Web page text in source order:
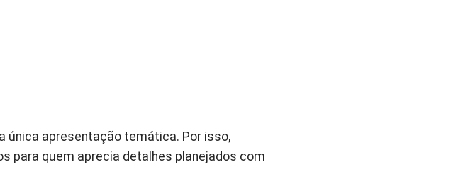
única apresentação temática. Por isso,
para quem aprecia detalhes planejados com